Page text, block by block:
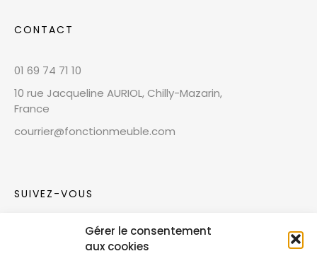
Gérer le consentement
aux cookies
CONTACT
01 69 74 71 10
10 rue Jacqueline AURIOL, Chilly-Mazarin,
France
courrier@fonctionmeuble.com
SUIVEZ-VOUS
Rejoignez notre communauté sur les réseaux